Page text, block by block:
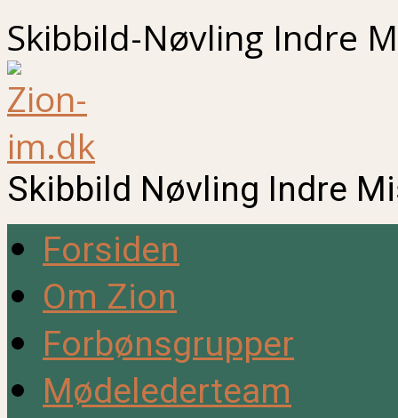
Skibbild-Nøvling Indre
Skibbild Nøvling Indre
Forsiden
Om Zion
Forbønsgrupper
Mødelederteam